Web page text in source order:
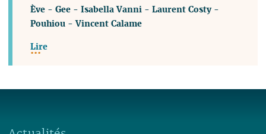
Ève -Gee -Isabella Vanni -Laurent Costy-
Pouhiou -Vincent Calame
Lire